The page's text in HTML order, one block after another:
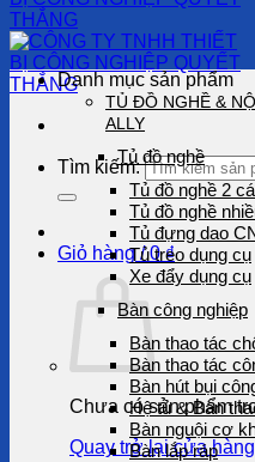
Tìm kiếm:
Giỏ hàng /0₫
Chưa có sản phẩm
Quay trở lại cửa hàng
Danh mục sản phẩm
TỦ ĐỒ NGHỀ &
ALLY
Tủ đồ nghề
Tủ đồ nghề 2
Tủ đồ nghề
Tủ đựng dao
Tủ treo dụng cụ
Xe đẩy dụng cụ
Bàn công nghiệp
Bàn thao tác
Bàn thao tác
Bàn hút bụi
Hệ tủ & Bàn
Bàn nguội cơ
Bàn lắp ráp